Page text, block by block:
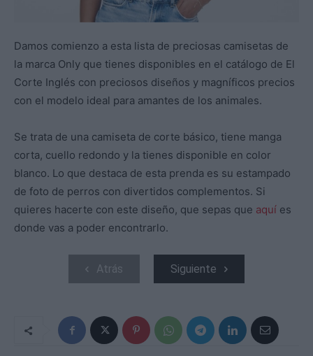
Damos comienzo a esta lista de preciosas camisetas de
la marca Only que tienes disponibles en el catálogo de El
Corte Inglés con preciosos diseños y magníficos precios
con el modelo ideal para amantes de los animales.
Se trata de una camiseta de corte básico, tiene manga
corta, cuello redondo y la tienes disponible en color
blanco. Lo que destaca de esta prenda es su estampado
de foto de perros con divertidos complementos. Si
quieres hacerte con este diseño, que sepas que aquí es
donde vas a poder encontrarlo.
Atrás Siguiente